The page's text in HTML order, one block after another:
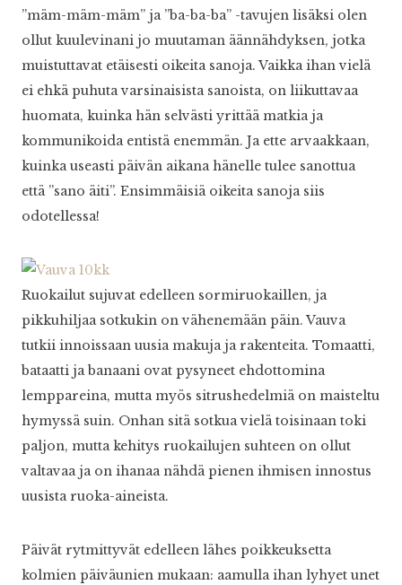
”mäm-mäm-mäm” ja ”ba-ba-ba” -tavujen lisäksi olen
ollut kuulevinani jo muutaman äännähdyksen, jotka
muistuttavat etäisesti oikeita sanoja. Vaikka ihan vielä
ei ehkä puhuta varsinaisista sanoista, on liikuttavaa
huomata, kuinka hän selvästi yrittää matkia ja
kommunikoida entistä enemmän. Ja ette arvaakkaan,
kuinka useasti päivän aikana hänelle tulee sanottua
että ”sano äiti”. Ensimmäisiä oikeita sanoja siis
odotellessa!
Ruokailut sujuvat edelleen sormiruokaillen, ja
pikkuhiljaa sotkukin on vähenemään päin. Vauva
tutkii innoissaan uusia makuja ja rakenteita. Tomaatti,
bataatti ja banaani ovat pysyneet ehdottomina
lemppareina, mutta myös sitrushedelmiä on maisteltu
hymyssä suin. Onhan sitä sotkua vielä toisinaan toki
paljon, mutta kehitys ruokailujen suhteen on ollut
valtavaa ja on ihanaa nähdä pienen ihmisen innostus
uusista ruoka-aineista.
Päivät rytmittyvät edelleen lähes poikkeuksetta
kolmien päiväunien mukaan: aamulla ihan lyhyet unet